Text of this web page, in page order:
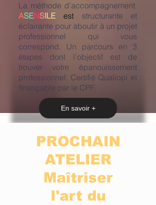
La méthode d’accompagnement
ASENSILE est
structurante et
éclairante pour aboutir à un projet
professionnel qui vous
correspond. Un parcours en 3
étapes dont l’objectif est de
trouver votre épanouissement
professionnel. Certifié Qualiopi et
finançable par le CPF.
En savoir +
PROCHAIN
ATELIER
Maîtriser
l'art du